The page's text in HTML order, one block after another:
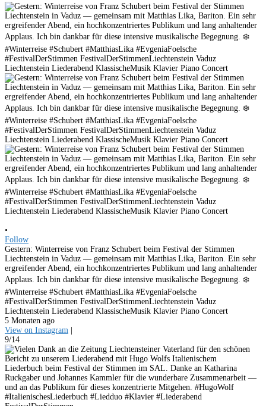
•
Follow
Gestern: Winterreise von Franz Schubert beim Festival der Stimmen
Liechtenstein in Vaduz — gemeinsam mit Matthias Lika, Bariton. Ein sehr
ergreifender Abend, ein hochkonzentriertes Publikum und lang anhaltender
Applaus. Ich bin dankbar für diese intensive musikalische Begegnung. ❄️
#Winterreise #Schubert #MatthiasLika #EvgeniaFoelsche
#FestivalDerStimmen FestivalDerStimmenLiechtenstein Vaduz
Liechtenstein Liederabend KlassischeMusik Klavier Piano Concert
5 Monaten ago
View on Instagram
9/14